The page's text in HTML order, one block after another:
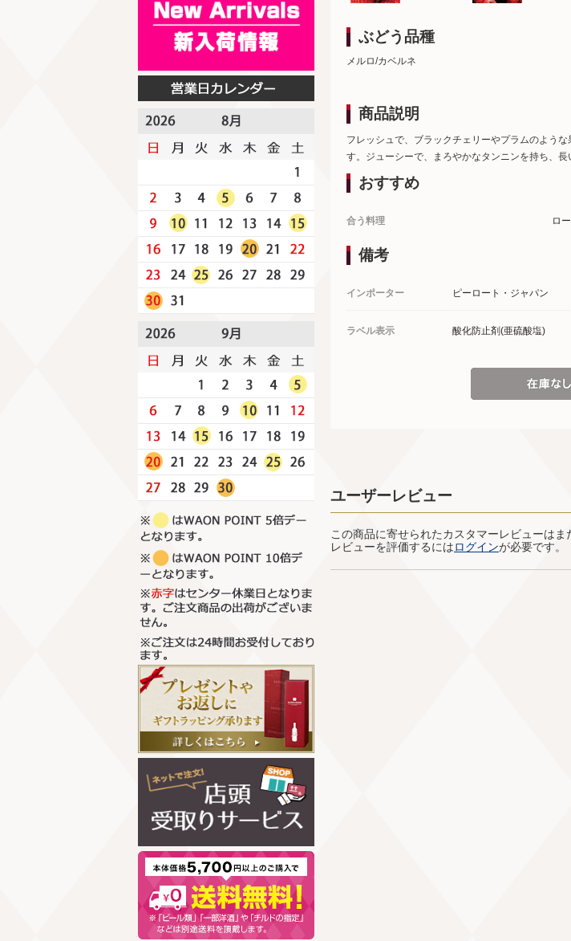
ぶどう品種
メルロ/カベルネ
商品説明
フレッシュで、ブラックチェリーやプラムのよう
す。ジューシーで、まろやかなタンニンを持ち、長
おすすめ
合う料理 ロ
備考
インポーター ピーロート・ジャパン
ラベル表示 酸化防止剤(亜硫酸塩)
ユーザーレビュー
この商品に寄せられたカスタマーレビューはま
レビューを評価するにはログインが必要です。